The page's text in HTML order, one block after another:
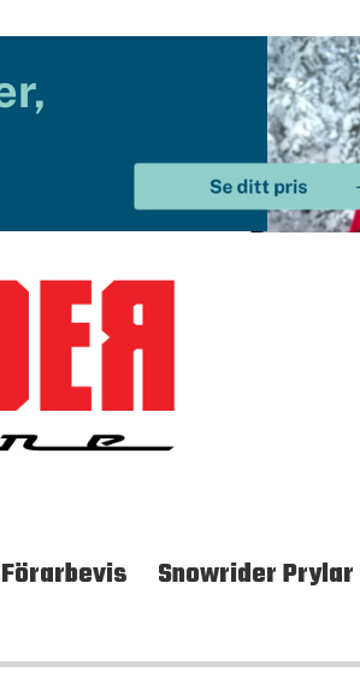
Förarbevis Snowrider Prylar